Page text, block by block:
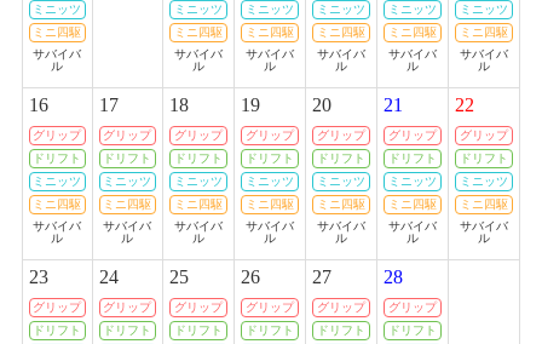
2019/01/22
TVアニメ「ガーリー・エアフォース」特別企画『グリペン役・森嶋優
花、プラモデル組み立て企画』！ 第5回
2019/01/17
TVアニメ「ガーリー・エアフォース」特別企画『グリペン役・森嶋優
花、プラモデル組み立て企画』！ 第4回
TVアニメ「ガーリー・エアフォース」特別企画『グリペン役・森嶋優
花、プラモデル組み立て企画』！第3回
【札幌店】ミニ四駆計測会開催します！
2024/06/30(日)
カテゴリ：ラジコン
【札幌店】ガンプラ組立体験会を開催します！
2024/06/30(日)
カテゴリ：プラモデル
【札幌店】4周年祭開催のお知らせ
カテゴリ：その他
ミニッツ
ミニ四駆
サバイバ
ル
ミニッツ
ミニ四駆
サバイバ
ル
ミニッツ
ミニ四駆
サバイバ
ル
ミニッツ
ミニ四駆
サバイバ
ル
ミニッツ
ミニ四駆
サバイバ
ル
ミニッツ
ミニ四駆
サバイバ
ル
16
グリップ
ドリフト
ミニッツ
ミニ四駆
サバイバ
ル
17
グリップ
ドリフト
ミニッツ
ミニ四駆
サバイバ
ル
18
グリップ
ドリフト
ミニッツ
ミニ四駆
サバイバ
ル
19
グリップ
ドリフト
ミニッツ
ミニ四駆
サバイバ
ル
20
グリップ
ドリフト
ミニッツ
ミニ四駆
サバイバ
ル
21
グリップ
ドリフト
ミニッツ
ミニ四駆
サバイバ
ル
22
グリップ
ドリフト
ミニッツ
ミニ四駆
サバイバ
ル
23
グリップ
ドリフト
24
グリップ
ドリフト
25
グリップ
ドリフト
26
グリップ
ドリフト
27
グリップ
ドリフト
28
グリップ
ドリフト